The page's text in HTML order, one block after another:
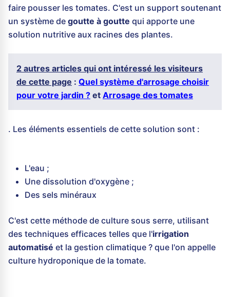
faire pousser les tomates. C'est un support soutenant
un système de goutte à goutte qui apporte une
solution nutritive aux racines des plantes.
2 autres articles qui ont intéressé les visiteurs
de cette page : Quel système d'arrosage choisir
pour votre jardin ? et Arrosage des tomates
. Les éléments essentiels de cette solution sont :
L'eau ;
Une dissolution d'oxygène ;
Des sels minéraux
C'est cette méthode de culture sous serre, utilisant
des techniques efficaces telles que l'irrigation
automatisé et la gestion climatique ? que l'on appelle
culture hydroponique de la tomate.